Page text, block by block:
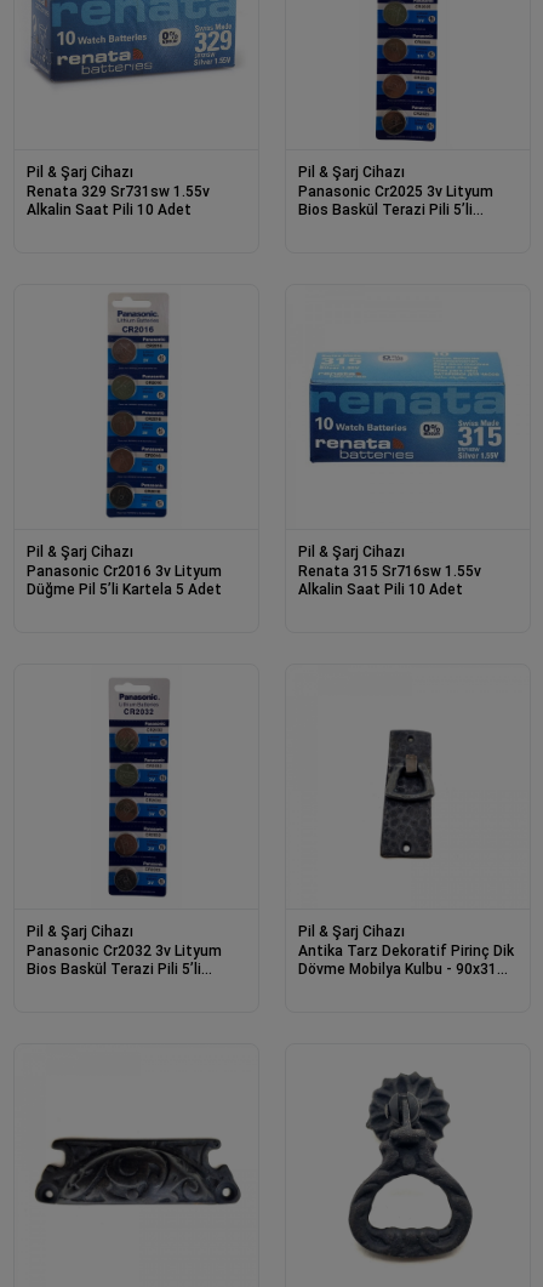
Pil & Şarj Cihazı
Renata 329 Sr731sw 1.55v
Alkalin Saat Pili 10 Adet
Pil & Şarj Cihazı
Panasonic Cr2025 3v Lityum
Bios Baskül Terazi Pili 5’li
Pil & Şarj Cihazı
Panasonic Cr2016 3v Lityum
Düğme Pil 5’li Kartela 5 Adet
Pil & Şarj Cihazı
Renata 315 Sr716sw 1.55v
Alkalin Saat Pili 10 Adet
Pil & Şarj Cihazı
Panasonic Cr2032 3v Lityum
Bios Baskül Terazi Pili 5’li
Pil & Şarj Cihazı
Antika Tarz Dekoratif Pirinç Dik
Dövme Mobilya Kulbu - 90x31